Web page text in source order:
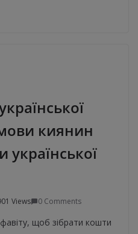
киянин
української
Views 0 Comments
щоб зібрати кошти